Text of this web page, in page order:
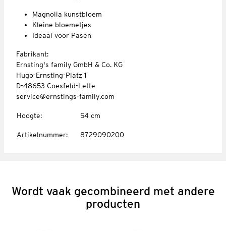
Magnolia kunstbloem
Kleine bloemetjes
Ideaal voor Pasen
Fabrikant:
Ernsting's family GmbH & Co. KG
Hugo-Ernsting-Platz 1
D-48653 Coesfeld-Lette
service@ernstings-family.com
Hoogte: 54 cm
Artikelnummer: 8729090200
Wordt vaak gecombineerd met andere
producten